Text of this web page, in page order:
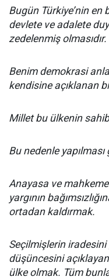
Bugün Türkiye’nin en
devlete ve adalete
zedelenmiş olmasıdır.
Benim demokrasi
kendisine açıklanan
Millet bu ülkenin
Bu nedenle
Anayasa ve
yargının
ortadan kaldırmak.
Seçilmişlerin
düşüncesini
ülke olmak. Tüm